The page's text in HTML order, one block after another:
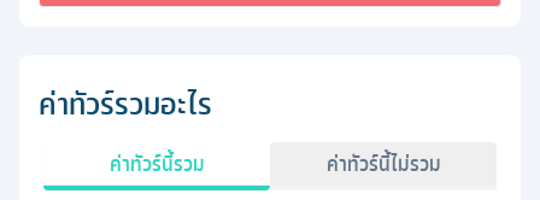
ค่าทัวร์รวมอะไร
ค่าทัวร์นี้รวม ค่าทัวร์นี้ไม่รวม